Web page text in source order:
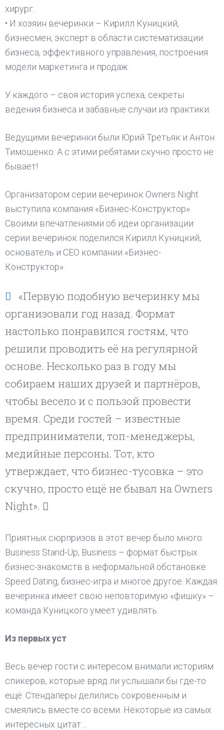
хирург.
• И хозяин вечеринки – Кирилл Куницкий,
бизнесмен, эксперт в области систематизации
бизнеса, эффективного управления, построения
модели маркетинга и продаж.
У каждого – своя история успеха, секреты
ведения бизнеса и забавные случаи из практики.
Ведущими вечеринки были Юрий Третьяк и Антон
Тимошенко. А с этими ребятами скучно просто не
бывает!
Организатором серии вечеринок Owners Night
выступила компания «Бизнес-Конструктор».
Своими впечатлениями об идеи организации
серии вечеринок поделился Кирилл Куницкий,
основатель и CEO компании «Бизнес-
Конструктор».
«Первую подобную вечеринку мы
организовали год назад. Формат
настолько понравился гостям, что
решили проводить её на регулярной
основе. Несколько раз в году мы
собираем наших друзей и партнёров,
чтобы весело и с пользой провести
время. Среди гостей – известные
предприниматели, топ-менеджеры,
медийные персоны. Тот, кто
утверждает, что бизнес-тусовка – это
скучно, просто ещё не бывал на Owners
Night».
Приятных сюрпризов в этот вечер было много:
Business Stand-Up, Business – формат быстрых
бизнес-знакомств в неформальной обстановке
Speed Dating, бизнес-игра и многое другое. Каждая
вечеринка имеет свою неповторимую «фишку» –
команда Куницкого умеет удивлять.
Из первых уст
Весь вечер гости с интересом внимали историям
спикеров, которые вряд ли услышали бы где-то
ещё. Стендаперы делились сокровенным и
смеялись вместе со всеми. Некоторые из самых
интересных цитат…